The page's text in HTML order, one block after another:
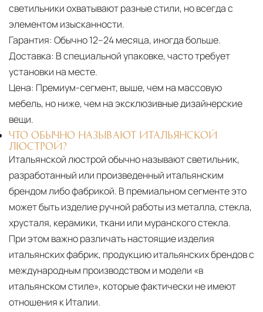
светильники охватывают разные стили, но всегда с
элементом изысканности.
Гарантия: Обычно 12–24 месяца, иногда больше.
Доставка: В специальной упаковке, часто требует
установки на месте.
Цена: Премиум-сегмент, выше, чем на массовую
мебель, но ниже, чем на эксклюзивные дизайнерские
вещи.
ЧТО ОБЫЧНО НАЗЫВАЮТ ИТАЛЬЯНСКОЙ
ЛЮСТРОЙ?
Итальянской люстрой обычно называют светильник,
разработанный или произведенный итальянским
брендом либо фабрикой. В премиальном сегменте это
может быть изделие ручной работы из металла, стекла,
хрусталя, керамики, ткани или муранского стекла.
При этом важно различать настоящие изделия
итальянских фабрик, продукцию итальянских брендов с
международным производством и модели «в
итальянском стиле», которые фактически не имеют
отношения к Италии.